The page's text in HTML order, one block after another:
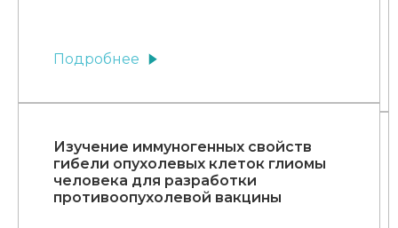
Подробнее
Изучение иммуногенных свойств
гибели опухолевых клеток глиомы
человека для разработки
противоопухолевой вакцины